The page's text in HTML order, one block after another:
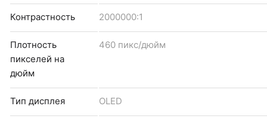
Контрастность 2000000:1
Плотность
пикселей на
дюйм
460 пикс/дюйм
Тип дисплея OLED